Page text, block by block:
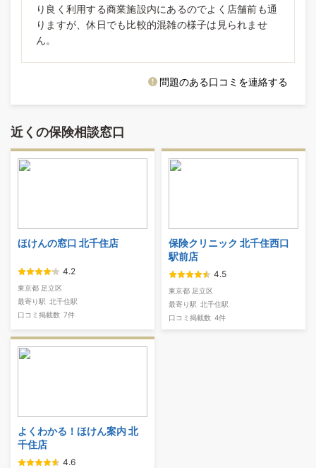
り良く利用する商業施設内にあるのでよく店舗前も通
りますが、休日でも比較的混雑の様子は見られませ
ん。
問題のある口コミを連絡する
近くの保険相談窓口
ほけんの窓口 北千住店
4.2
東京都 足立区
最寄り駅 北千住駅
口コミ掲載数 7件
保険クリニック 北千住西口
駅前店
4.5
東京都 足立区
最寄り駅 北千住駅
口コミ掲載数 4件
よくわかる！ほけん案内 北
千住店
4.6